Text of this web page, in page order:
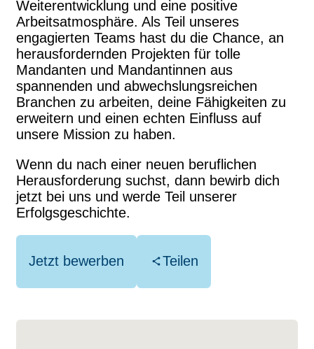
Weiterentwicklung und eine positive
Arbeitsatmosphäre. Als Teil unseres
engagierten Teams hast du die Chance, an
herausfordernden Projekten für tolle
Mandanten und Mandantinnen aus
spannenden und abwechslungsreichen
Branchen zu arbeiten, deine Fähigkeiten zu
erweitern und einen echten Einfluss auf
unsere Mission zu haben.
Wenn du nach einer neuen beruflichen
Herausforderung suchst, dann bewirb dich
jetzt bei uns und werde Teil unserer
Erfolgsgeschichte.
Jetzt bewerben Teilen